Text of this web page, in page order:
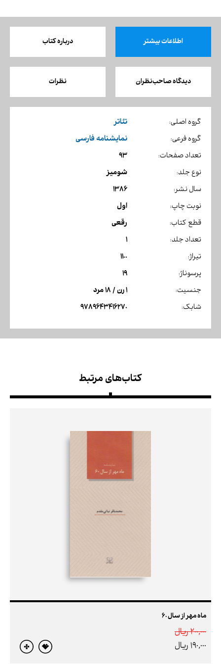
اطلاعات بیشتر درباره کتاب
دیدگاه صاحب‌نظران نظرات
گروه اصلی: تئاتر
گروه فرعی: نمایشنامه فارسی
تعداد صفحات: 93
نوع جلد: شومیز
سال نشر: 1386
نوبت چاپ: اول
قطع کتاب: رقعی
تعداد جلد: 1
تیراژ: 1100
پرسوناژ: 19
جنسیت: 1 رن / 18 مرد
شابک: 9789643416270
کتاب‌های مرتبط
ماه مهر از سال 60
200,000 ريال
190,000 ريال